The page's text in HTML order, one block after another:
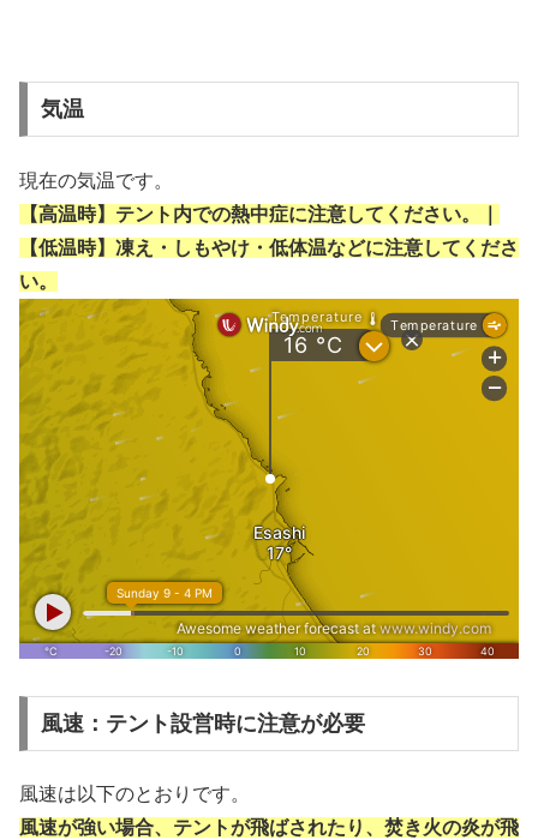
気温
現在の気温です。
【高温時】テント内での熱中症に注意してください。｜
【低温時】凍え・しもやけ・低体温などに注意してくださ
い。
風速：テント設営時に注意が必要
風速は以下のとおりです。
風速が強い場合、テントが飛ばされたり、焚き火の炎が飛